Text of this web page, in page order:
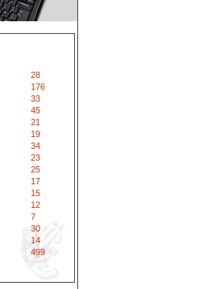
28
176
33
45
21
19
34
23
25
17
15
12
7
30
14
499